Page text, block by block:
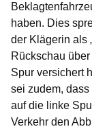
haben. Dies
der Klägerin als
Rückschau
Spur versichert
sei zudem,
auf die linke
Verkehr den